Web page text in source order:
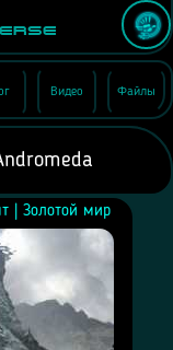
Видео Файлы
| Золотой мир